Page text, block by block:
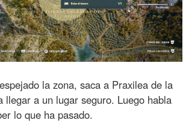
la zona, saca a Praxilea de la
llegar a un lugar seguro. Luego habla
lo que ha pasado.